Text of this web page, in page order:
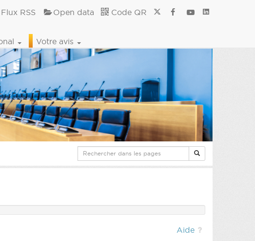
Flux RSS Open data Code QR
Votre avis
Aide